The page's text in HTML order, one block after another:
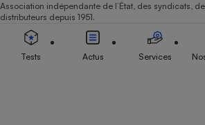
Association indépendante de l’État, des syndicats,
distributeurs depuis 1951.
Tests Actus Services